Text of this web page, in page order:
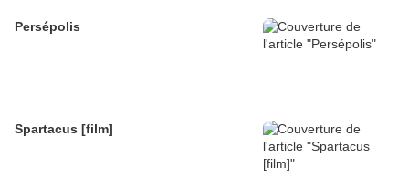
Persépolis
Spartacus [film]